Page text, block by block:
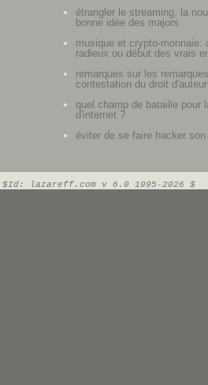
étrangler le streaming, la
bonne idée des majors
musique et crypto-monnaie:
radieux ou début des vrais
remarques sur les
contestation du droit d'auteur
quel champ de bataille pour
d'internet ?
éviter de se faire hacker
$Id: lazareff.com v 6.0 1995-2026 $